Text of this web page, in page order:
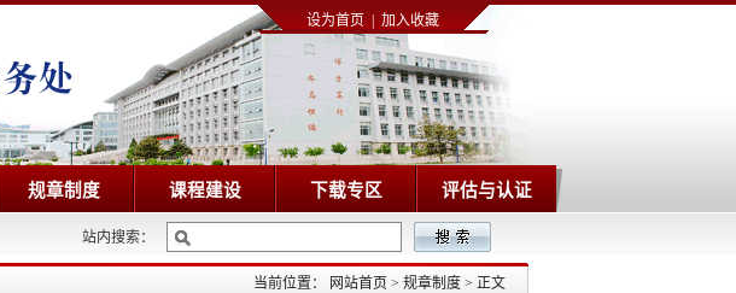
设为首页 加入收藏
规章制度 课程建设 下载专区 评估与认证
站内搜索：
当前位置： 网站首页 > 规章制度 > 正文